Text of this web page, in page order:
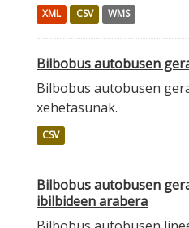
XML CSV WMS
Bilbobus autobusen
Bilbobus autobusen
xehetasunak.
CSV
Bilbobus autobusen
ibilbideen arabera